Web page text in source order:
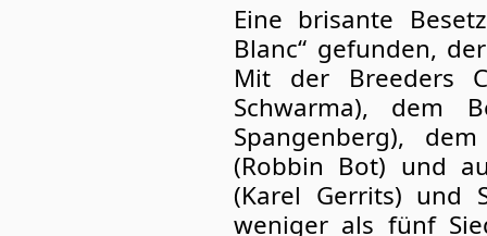
Eine brisante
Blanc“ gefunden,
Mit der Breeders
Schwarma), dem
Spangenberg),
(Robbin Bot) und
(Karel Gerrits) und
weniger als fünf